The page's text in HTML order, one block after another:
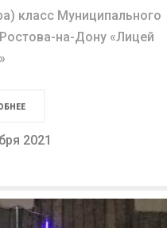
класс Муниципального
на-Дону «Лицей
2021